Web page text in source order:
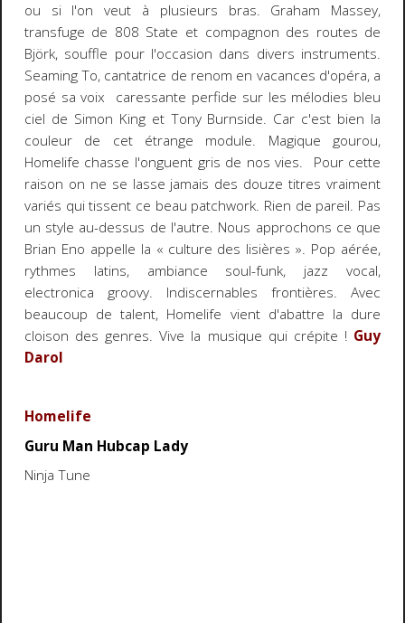
ou si l'on veut à plusieurs bras. Graham Massey,
transfuge de 808 State et compagnon des routes de
Björk, souffle pour l'occasion dans divers instruments.
Seaming To, cantatrice de renom en vacances d'opéra, a
posé sa voix caressante perfide sur les mélodies bleu
ciel de Simon King et Tony Burnside. Car c'est bien la
couleur de cet étrange module. Magique gourou,
Homelife chasse l'onguent gris de nos vies. Pour cette
raison on ne se lasse jamais des douze titres vraiment
variés qui tissent ce beau patchwork. Rien de pareil. Pas
un style au-dessus de l'autre. Nous approchons ce que
Brian Eno appelle la « culture des lisières ». Pop aérée,
rythmes latins, ambiance soul-funk, jazz vocal,
electronica groovy. Indiscernables frontières. Avec
beaucoup de talent, Homelife vient d'abattre la dure
cloison des genres. Vive la musique qui crépite ! Guy
Darol
Homelife
Guru Man Hubcap Lady
Ninja Tune